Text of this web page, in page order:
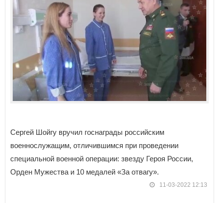
Сергей Шойгу вручил госнаграды российским
военнослужащим, отличившимся при проведении
специальной военной операции: звезду Героя России,
Орден Мужества и 10 медалей «За отвагу».
11-03-2022 12:13